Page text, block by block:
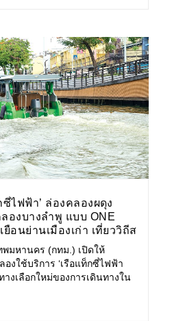
ซี่ไฟฟ้า’ ล่องคลองผดุง
องบางลำพู แบบ ONE
ยือนย่านเมืองเก่า เที่ยววิถีส
แบบรักษ์โลก
พมหานคร (กทม.) เปิดให้
งใช้บริการ ‘เรือแท็กซี่ไฟฟ้า
างเลือกใหม่ของการเดินทางใน
อปพลิเคชัน MuvMi (มูฟมี)